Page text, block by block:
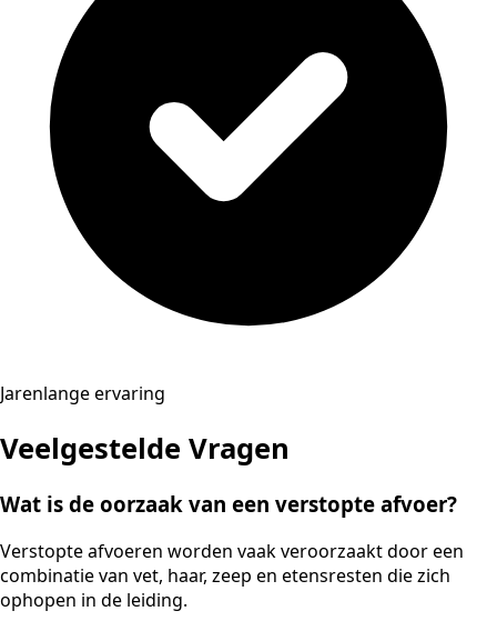
Jarenlange ervaring
Veelgestelde Vragen
Wat is de oorzaak van een verstopte afvoer?
Verstopte afvoeren worden vaak veroorzaakt door een
combinatie van vet, haar, zeep en etensresten die zich
ophopen in de leiding.